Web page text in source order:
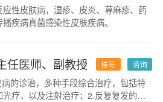
性皮肤病，湿疹、皮炎、荨麻疹、药
疾病真菌感染性皮肤疾病。
咨询
挂号
任医师、副教授
的诊治，多种手段综合治疗，包括特
疗，以及注射治疗；2.反复复发的尖